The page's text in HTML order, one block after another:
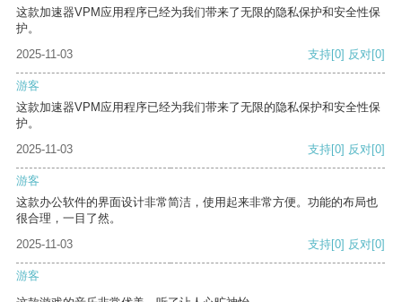
这款加速器VPM应用程序已经为我们带来了无限的隐私保护和安全性保
护。
2025-11-03
支持[0] 反对[0]
游客
这款加速器VPM应用程序已经为我们带来了无限的隐私保护和安全性保
护。
2025-11-03
支持[0] 反对[0]
游客
这款办公软件的界面设计非常简洁，使用起来非常方便。功能的布局也
很合理，一目了然。
2025-11-03
支持[0] 反对[0]
游客